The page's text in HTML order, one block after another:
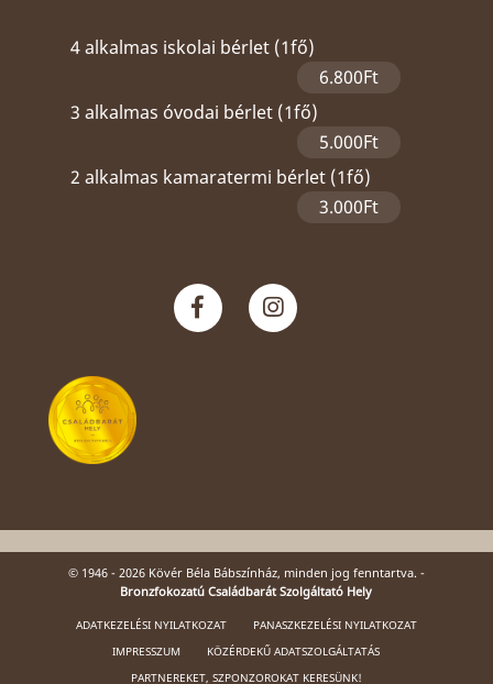
4 alkalmas iskolai bérlet (1fő)
6.800Ft
3 alkalmas óvodai bérlet (1fő)
5.000Ft
2 alkalmas kamaratermi bérlet (1fő)
3.000Ft
© 1946 - 2026 Kövér Béla Bábszínház, minden jog fenntartva. -
Bronzfokozatú Családbarát Szolgáltató Hely
ADATKEZELÉSI NYILATKOZAT
PANASZKEZELÉSI NYILATKOZAT
IMPRESSZUM
KÖZÉRDEKŰ ADATSZOLGÁLTATÁS
PARTNEREKET, SZPONZOROKAT KERESÜNK!